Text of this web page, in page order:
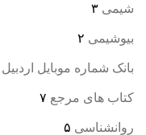
شیمی ۳
بیوشیمی ۲
بانک شماره موبایل اردبیل
کتاب های مرجع ۷
روانشناسی ۵